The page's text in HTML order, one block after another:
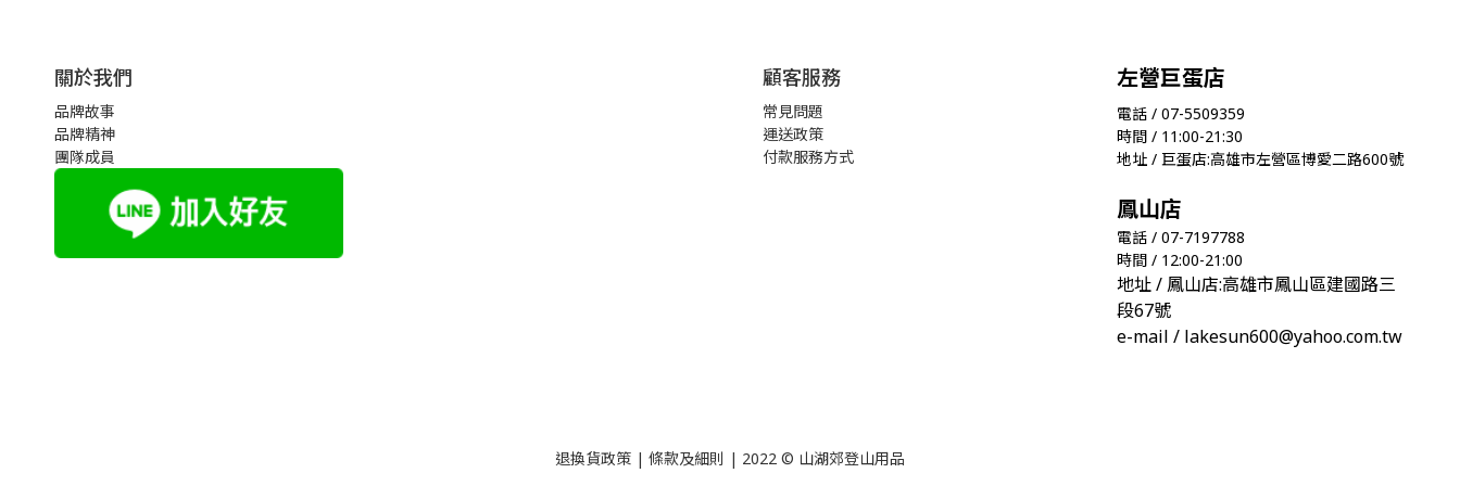
關於我們
品牌故事
品牌精神
團隊成員
顧客服務
常見問題
運送政策
付款服務方式
左營巨蛋店
電話 / 07-5509359
時間 / 11:00-21:30
地址 / 巨蛋店:高雄市左營區博愛二路600號
鳳山店
電話 / 07-7197788
時間 / 12:00-21:00
地址 / 鳳山店:高雄市鳳山區建國路三
段67號
e-mail / lakesun600@yahoo.com.tw
退換貨政策 | 條款及細則 | 2022 © 山湖郊登山用品